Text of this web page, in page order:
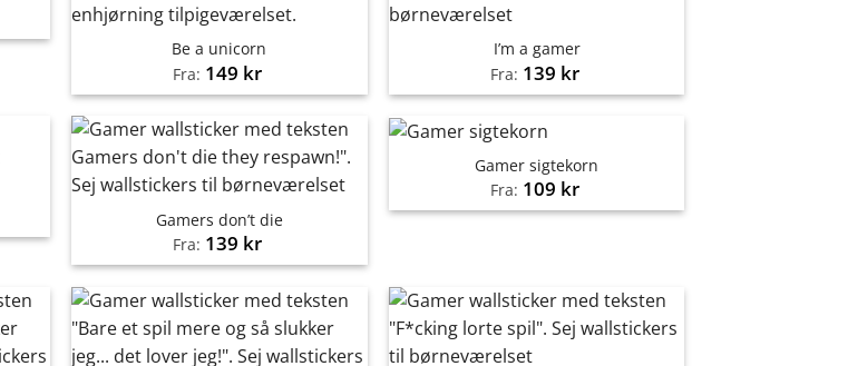
Be a unicorn
Fra: 149 kr
I’m a gamer
Fra: 139 kr
Gamers don’t die
Fra: 139 kr
Gamer sigtekorn
Fra: 109 kr